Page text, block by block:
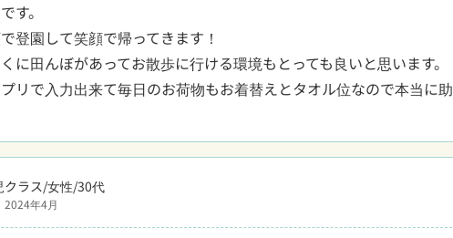
す。
登園して笑顔で帰ってきます！
に田んぼがあってお散歩に行ける環境もとっても良いと思います。
リで入力出来て毎日のお荷物もお着替えとタオル位なので本当に助
クラス/女性/30代
2024年4月